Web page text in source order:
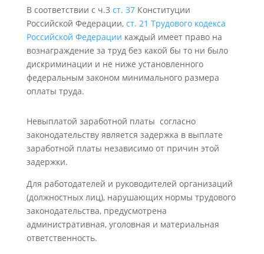
В соответствии с ч.3 ст. 37Конституции
Российской Федерации, ст. 21 Трудового кодекса
Российской Федерации каждый имеет право на
вознаграждение за труд без какой бы то ни было
дискриминации и не ниже установленного
федеральным законом минимального размера
оплаты труда.
Невыплатой заработной платы согласно
законодательству является задержка в выплате
заработной платы независимо от причин этой
задержки.
Для работодателей и руководителей организаций
(должностных лиц), нарушающих нормы трудового
законодательства, предусмотрена
административная, уголовная и материальная
ответственность.